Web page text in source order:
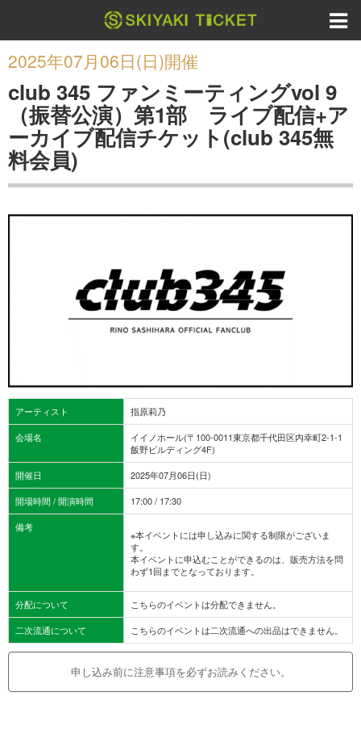
2025年07月06日(日)開催
club 345 ファンミーティングvol 9
（振替公演）第1部 ライブ配信+ア
ーカイブ配信チケット(club 345無
料会員)
アーティスト
指原莉乃
会場名
イイノホール(〒100-0011東京都千代田区内幸町2-1-1
飯野ビルディング4F)
開催日
2025年07月06日(日)
開場時間 / 開演時間
17:00 / 17:30
備考
※本イベントには申し込みに関する制限がございま
す。
本イベントに申込むことができるのは、販売方法を問
わず1回までとなっております。
分配について
こちらのイベントは分配できません。
二次流通について
こちらのイベントは二次流通への出品はできません。
申し込み前に注意事項を必ずお読みください。